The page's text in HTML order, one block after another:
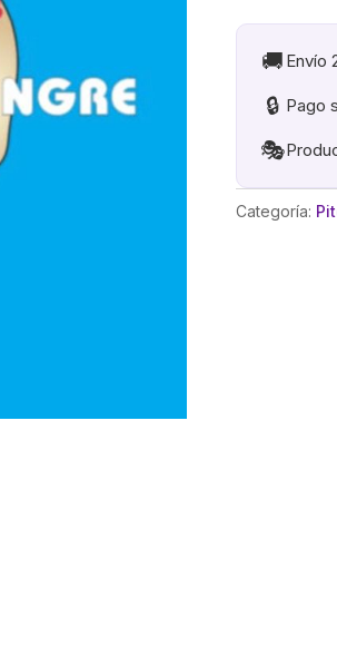
PITO
LLAVERO
cantidad
🚚 Envío
🔒 Pago
🎭
Categoría: